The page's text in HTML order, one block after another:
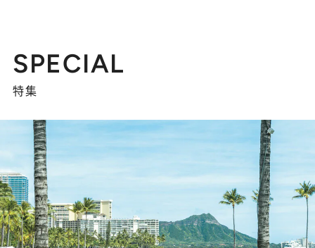
SPECIAL
特集